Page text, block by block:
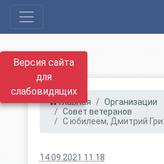
Версия сайта
для
слабовидящих
Главная
Организации
Совет ветеранов
С юбилеем, Дмитрий Гри...
14.09.2021 11:18